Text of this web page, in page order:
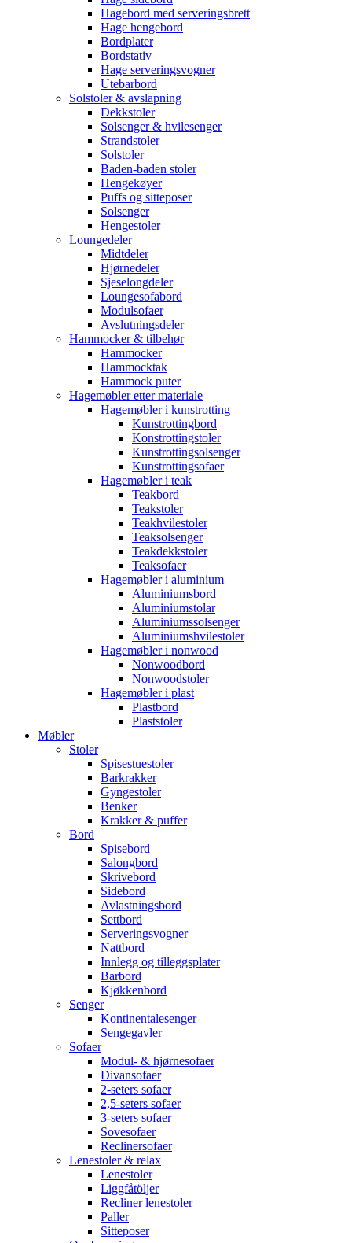
Hagebord med serveringsbrett
Hage hengebord
Bordplater
Bordstativ
Hage serveringsvogner
Utebarbord
Solstoler & avslapning
Dekkstoler
Solsenger & hvilesenger
Strandstoler
Solstoler
Baden-baden stoler
Hengekøyer
Puffs og sitteposer
Solsenger
Hengestoler
Loungedeler
Midtdeler
Hjørnedeler
Sjeselongdeler
Loungesofabord
Modulsofaer
Avslutningsdeler
Hammocker & tilbehør
Hammocker
Hammocktak
Hammock puter
Hagemøbler etter materiale
Hagemøbler i kunstrotting
Kunstrottingbord
Konstrottingstoler
Kunstrottingsolsenger
Kunstrottingsofaer
Hagemøbler i teak
Teakbord
Teakstoler
Teakhvilestoler
Teaksolsenger
Teakdekkstoler
Teaksofaer
Hagemøbler i aluminium
Aluminiumsbord
Aluminiumstolar
Aluminiumssolsenger
Aluminiumshvilestoler
Hagemøbler i nonwood
Nonwoodbord
Nonwoodstoler
Hagemøbler i plast
Plastbord
Plaststoler
Møbler
Stoler
Spisestuestoler
Barkrakker
Gyngestoler
Benker
Krakker & puffer
Bord
Spisebord
Salongbord
Skrivebord
Sidebord
Avlastningsbord
Settbord
Serveringsvogner
Nattbord
Innlegg og tilleggsplater
Barbord
Kjøkkenbord
Senger
Kontinentalesenger
Sengegavler
Sofaer
Modul- & hjørnesofaer
Divansofaer
2-seters sofaer
2,5-seters sofaer
3-seters sofaer
Sovesofaer
Reclinersofaer
Lenestoler & relax
Lenestoler
Liggfåtöljer
Recliner lenestoler
Paller
Sitteposer